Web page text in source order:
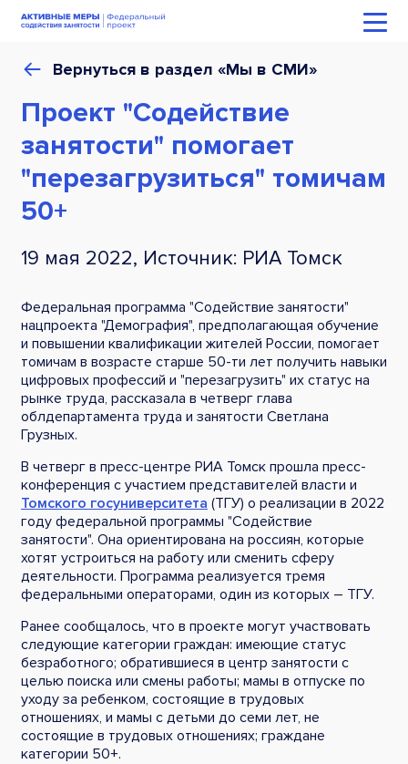
Вернуться в раздел «Мы в СМИ»
Проект "Содействие
занятости" помогает
"перезагрузиться" томичам
50+
19 мая 2022, Источник: РИА Томск
Федеральная программа "Содействие занятости"
нацпроекта "Демография", предполагающая обучение
и повышении квалификации жителей России, помогает
томичам в возрасте старше 50-ти лет получить навыки
цифровых профессий и "перезагрузить" их статус на
рынке труда, рассказала в четверг глава
облдепартамента труда и занятости Светлана
Грузных.
В четверг в пресс-центре РИА Томск прошла пресс-
конференция с участием представителей власти и
Томского госуниверситета (ТГУ) о реализации в 2022
году федеральной программы "Содействие
занятости". Она ориентирована на россиян, которые
хотят устроиться на работу или сменить сферу
деятельности. Программа реализуется тремя
федеральными операторами, один из которых – ТГУ.
Ранее сообщалось, что в проекте могут участвовать
следующие категории граждан: имеющие статус
безработного; обратившиеся в центр занятости с
целью поиска или смены работы; мамы в отпуске по
уходу за ребенком, состоящие в трудовых
отношениях, и мамы с детьми до семи лет, не
состоящие в трудовых отношениях; граждане
категории 50+.